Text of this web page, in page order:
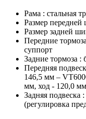
Рама : стальная
Размер
Размер задней
Передние
суппорт
Задние тормоза :
Передняя
146,5 мм –
мм, ход - 120,0
Задняя подвеска :
(регулировка